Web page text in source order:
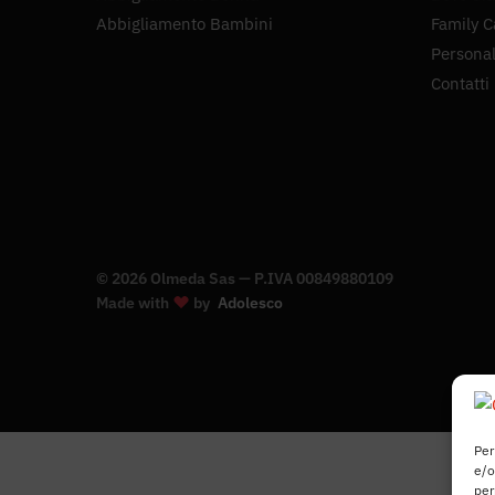
e/
Abbigliamento Bambini
Family
Contatti
© 2026 Olmeda Sas — P.IVA 00849880109
Made with
by Adolesco